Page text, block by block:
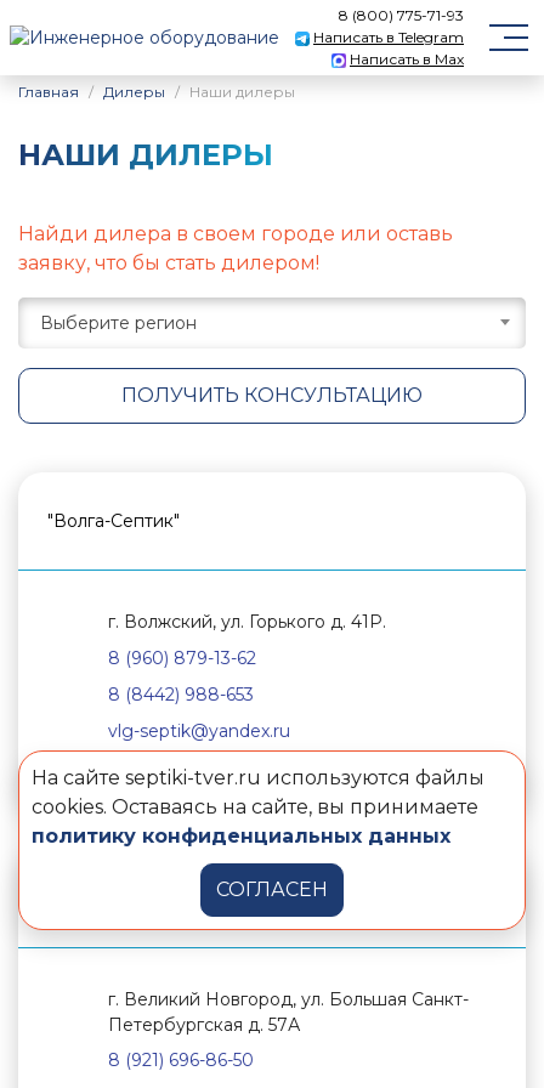
8 (800) 775-71-93
Написать в Telegram
Написать в Max
Главная
Дилеры Наши дилеры
НАШИ ДИЛЕРЫ
Найди дилера в своем городе или оставь
заявку, что бы стать дилером!
Выберите регион
ПОЛУЧИТЬ КОНСУЛЬТАЦИЮ
"Волга-Септик"
г. Волжский, ул. Горького д. 41Р.
8 (960) 879-13-62
8 (8442) 988-653
vlg-septik@yandex.ru
https://www.vlg-septik.ru/
г. Великий Новгород, ул. Большая Санкт-
Петербургская д. 57А
8 (921) 696-86-50
На сайте septiki-tver.ru используются файлы
cookies. Оставаясь на сайте, вы принимаете
политику конфиденциальных данных
СОГЛАСЕН